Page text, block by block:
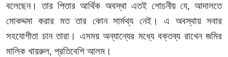
বলেছেন। তার পিতার আর্থিক অবস্থা এতই শোচনীয় যে, আদালতে
মোকদ্দমা করার মত তার কোন সার্মথ্য নেই। এ অবস্থায় সবার
সহযোগীতা চান তারা। এসময় অন্যান্যের মধ্যে বক্তব্য রাখেন জমির
মালিক খায়রুল, প্রতিবেশি আলম।